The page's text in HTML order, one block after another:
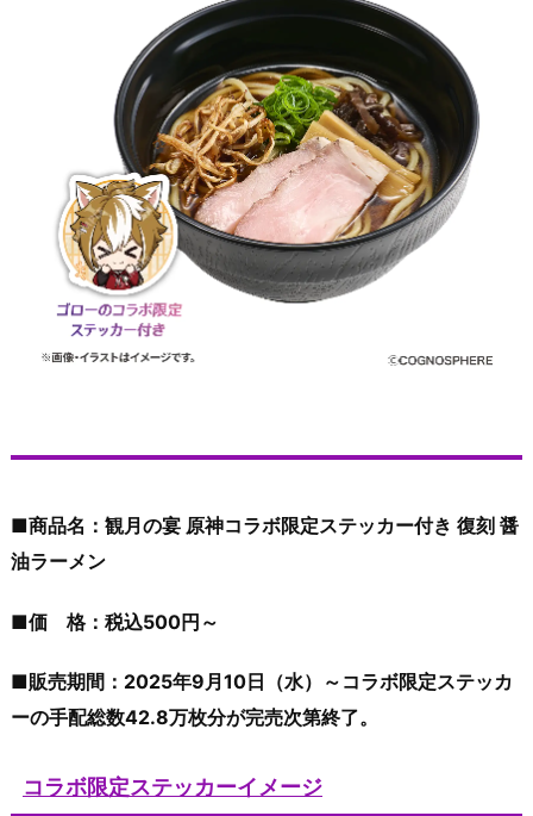
■商品名：観月の宴 原神コラボ限定ステッカー付き 復刻 醤
油ラーメン
■価 格：税込500円～
■販売期間：2025年9月10日（水）～コラボ限定ステッカ
ーの手配総数42.8万枚分が完売次第終了。
コラボ限定ステッカーイメージ